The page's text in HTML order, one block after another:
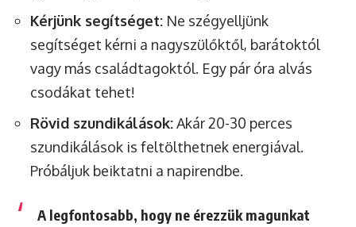
Kérjünk segítséget: Ne szégyelljünk
segítséget kérni a nagyszülőktől, barátoktól
vagy más családtagoktól. Egy pár óra alvás
csodákat tehet!
Rövid szundikálások:Akár 20-30 perces
szundikálások is feltölthetnek energiával.
Próbáljuk beiktatni a napirendbe.
A legfontosabb, hogy ne érezzük magunkat